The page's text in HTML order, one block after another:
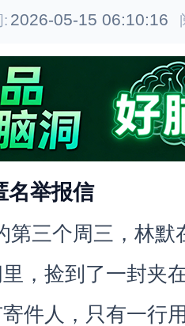
: 2026-05-15 06:10:16
名举报信
第三个周三，林默
，捡到了一封夹
件人，只有一行